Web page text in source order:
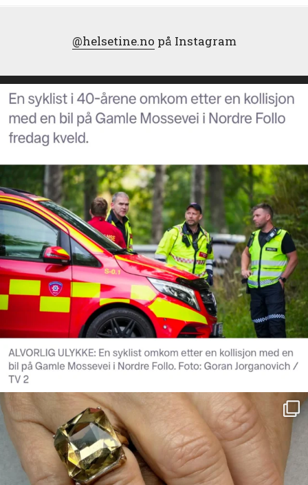
@helsetine.no på Instagram